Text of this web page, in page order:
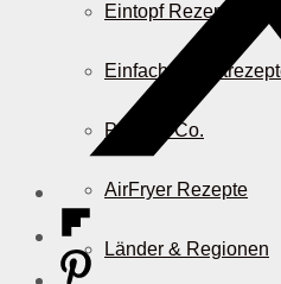
Eintopf Rezepte
Einfache
Pizza & Co.
AirFryer Rezepte
Länder & Regionen